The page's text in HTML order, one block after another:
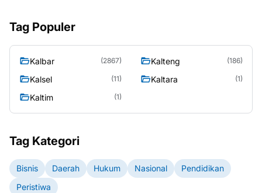
Tag Populer
Kalbar (2867) Kalteng (186)
Kalsel (11) Kaltara (1)
Kaltim (1)
Tag Kategori
Bisnis Daerah Hukum Nasional
Pendidikan
Peristiwa